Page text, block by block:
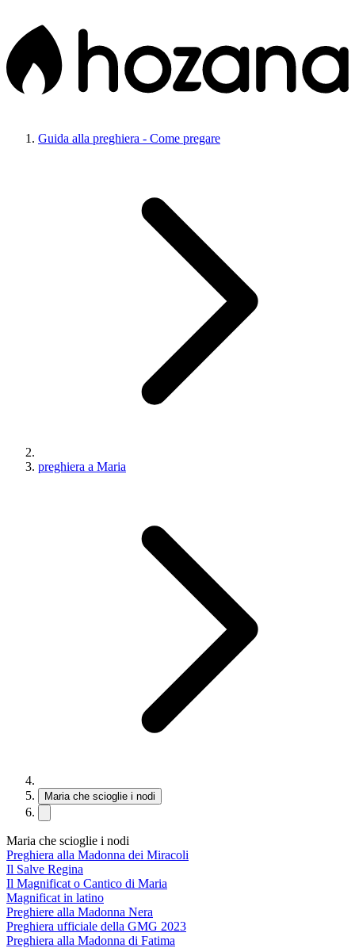
Guida alla preghiera - Come pregare
preghiera a Maria
Maria che scioglie i nodi
Maria che scioglie i nodi
Preghiera alla Madonna dei Miracoli
Il Salve Regina
Il Magnificat o Cantico di Maria
Magnificat in latino
Preghiere alla Madonna Nera
Preghiera ufficiale della GMG 2023
Preghiera alla Madonna di Fatima